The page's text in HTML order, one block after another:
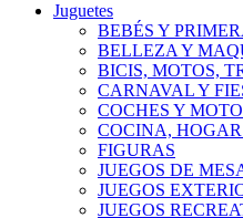
Juguetes
BEBÉS Y
BELLEZA Y
BICIS, MOTOS,
CARNAVAL Y
COCHES Y
COCINA,
FIGURAS
JUEGOS DE
JUEGOS
JUEGOS